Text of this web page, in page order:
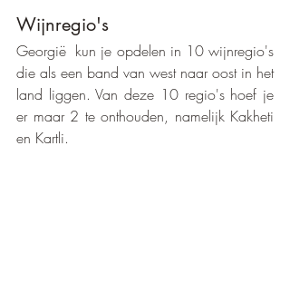
Wijnregio's
Georgië  kun je opdelen in 10 wijnregio's
die als een band van west naar oost in het
land liggen. Van deze 10 regio's hoef je
er maar 2 te onthouden, namelijk Kakheti
en Kartli.